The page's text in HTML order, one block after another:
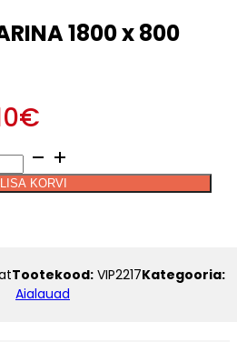
1800 x 800
€
LISA KORVI
Tootekood: VIP2217Kategooria:
Aialauad